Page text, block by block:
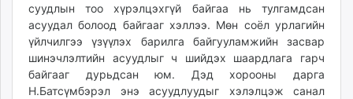
mass.mn
unegui.mn
assa.mn
toim.mn
tac.mn
суудлын тоо хүрэлцэхгүй байгаа нь тулгамдсан
асуудал болоод байгааг хэллээ. Мөн соёл урлагийн
үйлчилгээ үзүүлэх барилга байгууламжийн засвар
шинэчлэлтийн асуудлыг ч шийдэх шаардлага гарч
байгааг дурьдсан юм. Дэд хорооны дарга
Н.Батсүмбэрэл энэ асуудлуудыг хэлэлцэж санал